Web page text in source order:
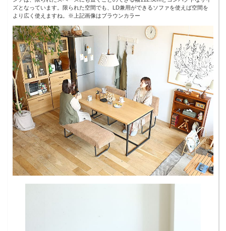
ズとなっています。限られた空間でも、LD兼用ができるソファを使えば空間を
より広く使えますね。※上記画像はブラウンカラー